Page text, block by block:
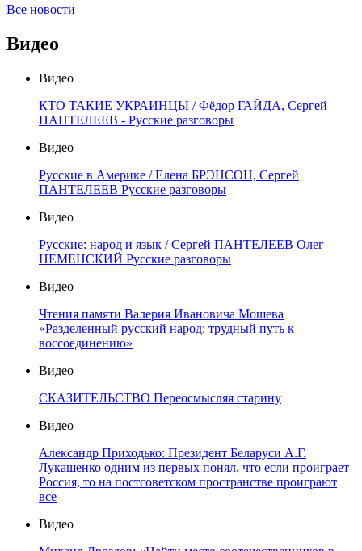
Все новости
Видео
Видео
КТО ТАКИЕ УКРАИНЦЫ / Фёдор ГАЙДА, Сергей
ПАНТЕЛЕЕВ - Русские разговоры
Видео
Русские в Америке / Елена БРЭНСОН, Сергей
ПАНТЕЛЕЕВ Русские разговоры
Видео
Русские: народ и язык / Сергей ПАНТЕЛЕЕВ Олег
НЕМЕНСКИЙ Русские разговоры
Видео
Чтения памяти Валерия Ивановича Мошева
«Разделенный русский народ: трудный путь к
воссоединению»
Видео
СКАЗИТЕЛЬСТВО Переосмысляя старину
Видео
Александр Приходько: Президент Беларуси А.Г.
Лукашенко одним из первых понял, что если проиграет
Россия, то на постсоветском пространстве проиграют
все
Видео